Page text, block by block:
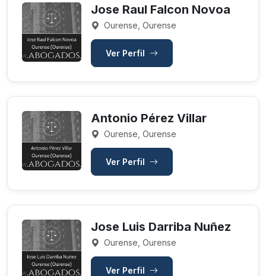
Jose Raul Falcon Novoa
Ourense, Ourense
Ver Perfil
Antonio Pérez Villar
Ourense, Ourense
Ver Perfil
Jose Luis Darriba Nuñez
Ourense, Ourense
Ver Perfil